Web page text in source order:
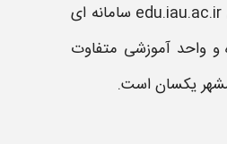
سامانه ای
و واحد آموزشی متفاوت
یکسان است.